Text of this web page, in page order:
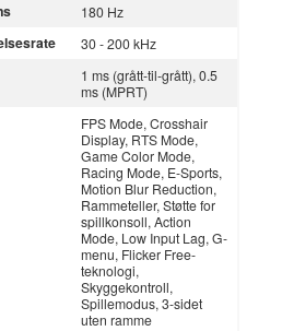
180 Hz
30 - 200 kHz
1 ms (grått-til-grått), 0.5
ms (MPRT)
FPS Mode, Crosshair
Display, RTS Mode,
Game Color Mode,
Racing Mode, E-Sports,
Motion Blur Reduction,
Rammeteller, Støtte for
spillkonsoll, Action
Mode, Low Input Lag, G-
menu, Flicker Free-
teknologi,
Skyggekontroll,
Spillemodus, 3-sidet
uten ramme